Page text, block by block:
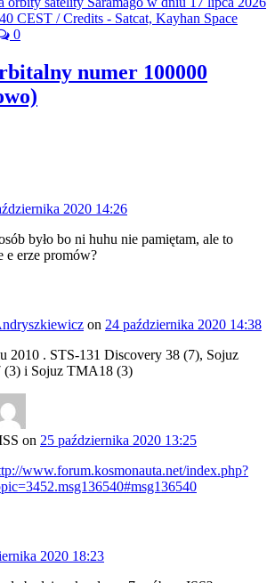
0
numer 100000
2020 14:26
było bo ni huhu nie pamiętam, ale to
e erze promów?
on 24 października 2020 14:38
2010 . STS-131 Discovery 38 (7), Sojuz
i Sojuz TMA18 (3)
on 25 października 2020 13:25
www.forum.kosmonauta.net/index.php?
2020 18:23